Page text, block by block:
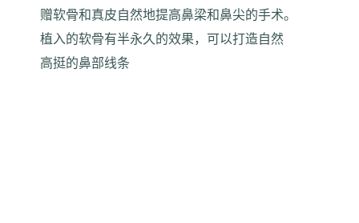
赠软骨和真皮自然地提高鼻梁和鼻尖的手术。
植入的软骨有半永久的效果，可以打造自然
高挺的鼻部线条